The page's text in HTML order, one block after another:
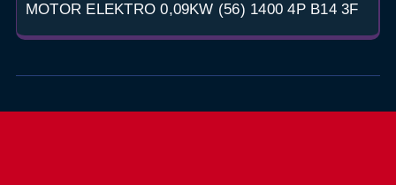
MOTOR ELEKTRO 0,09KW (56) 1400 4P B14 3F